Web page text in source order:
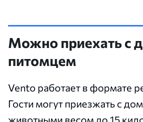
Можно приехать с
питомцем
Vento работает в формате
Гости могут приезжать с